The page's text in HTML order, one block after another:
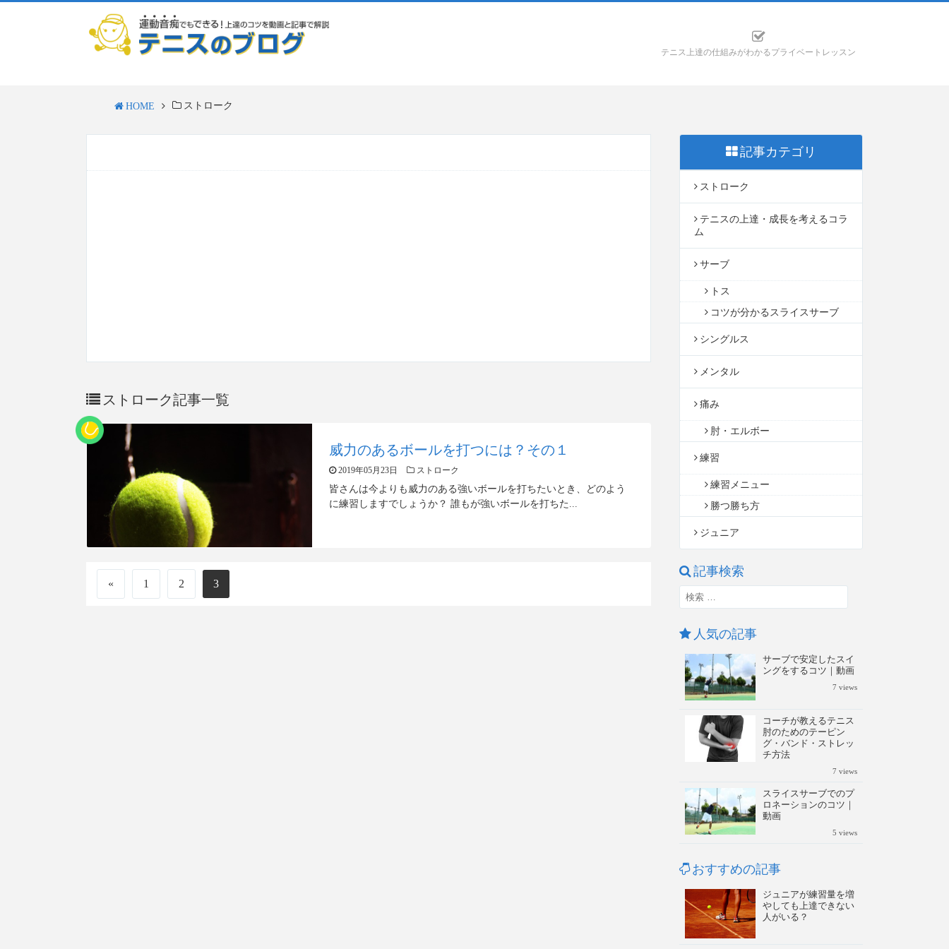
テニス上達の仕組みがわかるプライベートレッスン
HOME ストローク
ストローク記事一覧
威力のあるボールを打つには？その１
2019年05月23日 ストローク
皆さんは今よりも威力のある強いボールを打ちたいとき、どのよう
に練習しますでしょうか？ 誰もが強いボールを打ちた...
« 1 2 3
記事カテゴリ
ストローク
テニスの上達・成長を考えるコラ
ム
サーブ
トス
コツが分かるスライスサーブ
シングルス
メンタル
痛み
肘・エルボー
練習
練習メニュー
勝つ勝ち方
ジュニア
記事検索
人気の記事
サーブで安定したスイ
ングをするコツ｜動画
7 views
コーチが教えるテニス
肘のためのテーピン
グ・バンド・ストレッ
チ方法
7 views
スライスサーブでのプ
ロネーションのコツ｜
動画
5 views
おすすめの記事
ジュニアが練習量を増
やしても上達できない
人がいる？